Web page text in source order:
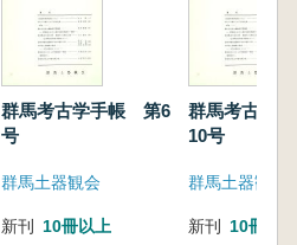
群馬考古学手帳 第6
号
群馬土器観会
新刊 10冊以上
群馬考古学
10号
群馬土器観会
新刊 10冊以上